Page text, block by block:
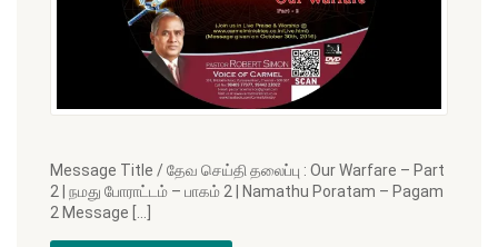
Message Title / தேவ செய்தி தலைப்பு : Our Warfare – Part
2 | நமது போராட்டம் – பாகம் 2 | Namathu Poratam – Pagam
2 Message […]